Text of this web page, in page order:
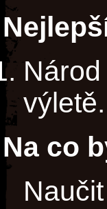
výletě.
Na co